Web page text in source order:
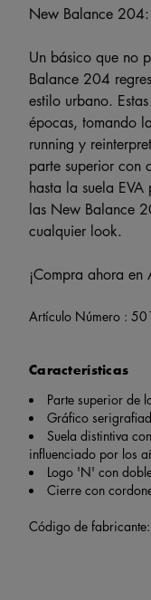
New Balance
Un básico que no
Balance 204
estilo urbano.
épocas, tomando
running y
parte superior con
hasta la suela
las New Balance
cualquier look.
¡Compra ahora en
Artículo Número :
Características
Parte superior de
Gráfico
Suela distintiva
influenciado por los
Logo 'N' con
Cierre con
Código de